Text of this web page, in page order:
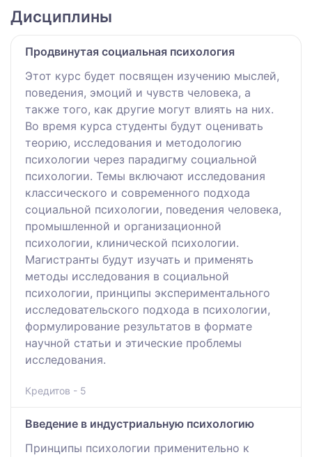
Дисциплины
Продвинутая социальная психология
Этот курс будет посвящен изучению мыслей,
поведения, эмоций и чувств человека, а
также того, как другие могут влиять на них.
Во время курса студенты будут оценивать
теорию, исследования и методологию
психологии через парадигму социальной
психологии. Темы включают исследования
классического и современного подхода
социальной психологии, поведения человека,
промышленной и организационной
психологии, клинической психологии.
Магистранты будут изучать и применять
методы исследования в социальной
психологии, принципы экспериментального
исследовательского подхода в психологии,
формулирование результатов в формате
научной статьи и этические проблемы
исследования.
Кредитов - 5
Введение в индустриальную психологию
Принципы психологии применительно к